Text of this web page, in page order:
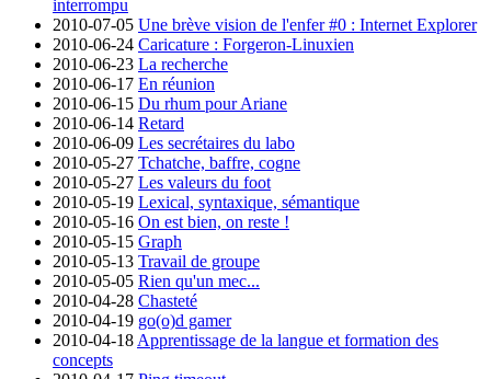
interrompu
2010-07-05 Une brève vision de l'enfer #0 : Internet Explorer
2010-06-24 Caricature : Forgeron-Linuxien
2010-06-23 La recherche
2010-06-17 En réunion
2010-06-15 Du rhum pour Ariane
2010-06-14 Retard
2010-06-09 Les secrétaires du labo
2010-05-27 Tchatche, baffre, cogne
2010-05-27 Les valeurs du foot
2010-05-19 Lexical, syntaxique, sémantique
2010-05-16 On est bien, on reste !
2010-05-15 Graph
2010-05-13 Travail de groupe
2010-05-05 Rien qu'un mec...
2010-04-28 Chasteté
2010-04-19 go(o)d gamer
2010-04-18 Apprentissage de la langue et formation des
concepts